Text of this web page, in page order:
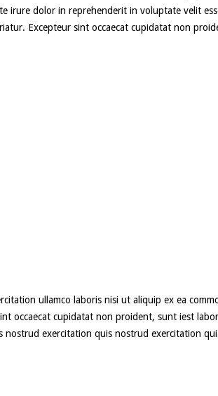
irure dolor in reprehenderit in voluptate velit
Excepteur sint occaecat cupidatat non
ullamco laboris nisi ut aliquip ex ea
occaecat cupidatat non proident, sunt iest
exercitation quis nostrud exercitation